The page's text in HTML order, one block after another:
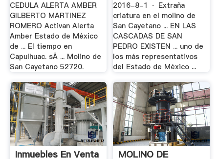
CEDULA ALERTA AMBER
GILBERTO MARTINEZ
ROMERO Activan Alerta
Amber Estado de México
de ... El tiempo en
Capulhuac. sÃ ... Molino de
San Cayetano 52720.
2016-8-1 · Extraña
criatura en el molino de
San Cayetano ... EN LAS
CASCADAS DE SAN
PEDRO EXISTEN ... uno de
los más representativos
del Estado de México ...
Inmuebles En Venta
MOLINO DE